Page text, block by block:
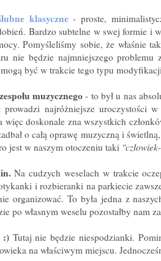
klasyczne- proste,
Bardzo subtelne w swej formie i
Pomyśleliśmy sobie, że właśnie
nie będzie najmniejszego
być w trakcie tego typu
muzycznego - to był u nas
najróżniejsze uroczystości
więc doskonale zna wszystkich
o całą oprawę muzyczną i
jest w naszym otoczeniu taki
Na cudzych weselach w trakcie
i rozbieranki na parkiecie
organizować. To była jedna z
po własnym weselu pozostałby nam
:)Tutaj nie będzie niespodzianki.
na właściwym miejscu.